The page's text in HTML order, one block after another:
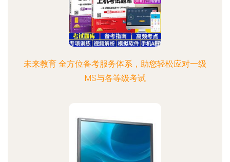
未来教育 全方位备考服务体系，助您轻松应对一级
MS与各等级考试